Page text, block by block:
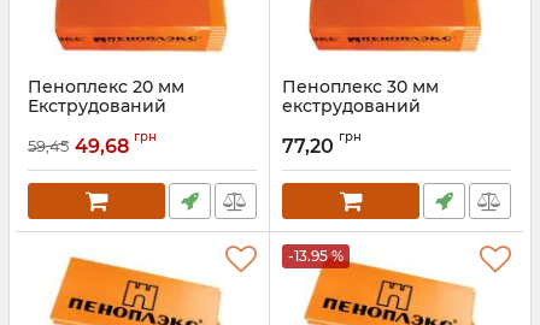
Пеноплекс 20 мм
Екструдований
Артикул: 021
59,45 49,68 грн
Пеноплекс 30 мм
екструдований
Артикул:
77,20 грн
-13.95 %